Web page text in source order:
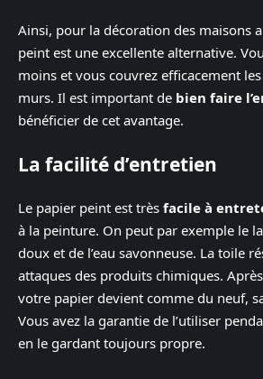
Ainsi, pour la décoration des maisons
peint est une excellente alternative.
moins et vous couvrez efficacement
murs. Il est important de bien faire
bénéficier de cet avantage.
La facilité d’entretien
Le papier peint est très facile à
à la peinture. On peut par exemple le
doux et de l’eau savonneuse. La toile
attaques des produits chimiques.
votre papier devient comme du neuf,
Vous avez la garantie de l’utiliser
en le gardant toujours propre.